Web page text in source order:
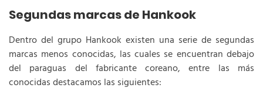
Segundas marcas de Hankook
Dentro del grupo Hankook existen una serie de segundas
marcas menos conocidas, las cuales se encuentran debajo
del paraguas del fabricante coreano, entre las más
conocidas destacamos las siguientes: